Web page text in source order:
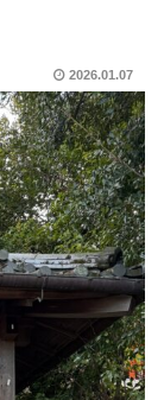
2026.01.07